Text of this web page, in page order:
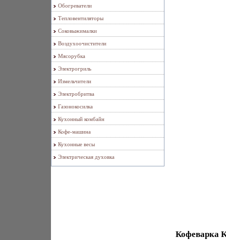
Обогреватели
Тепловентиляторы
Соковыжималки
Воздухоочистители
Мясорубка
Электрогриль
Измельчители
Электробритва
Газонокосилка
Кухонный комбайн
Кофе-машина
Кухонные весы
Электрическая духовка
Кофеварка